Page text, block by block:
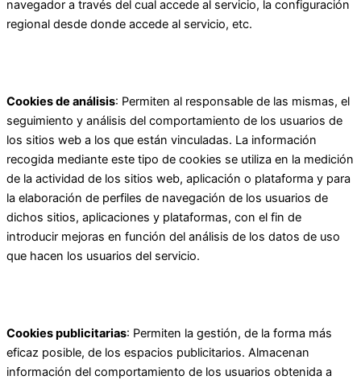
navegador a través del cual accede al servicio, la configuración
regional desde donde accede al servicio, etc.
Cookies de análisis: Permiten al responsable de las mismas, el
seguimiento y análisis del comportamiento de los usuarios de
los sitios web a los que están vinculadas. La información
recogida mediante este tipo de cookies se utiliza en la medición
de la actividad de los sitios web, aplicación o plataforma y para
la elaboración de perfiles de navegación de los usuarios de
dichos sitios, aplicaciones y plataformas, con el fin de
introducir mejoras en función del análisis de los datos de uso
que hacen los usuarios del servicio.
Cookies publicitarias: Permiten la gestión, de la forma más
eficaz posible, de los espacios publicitarios. Almacenan
información del comportamiento de los usuarios obtenida a